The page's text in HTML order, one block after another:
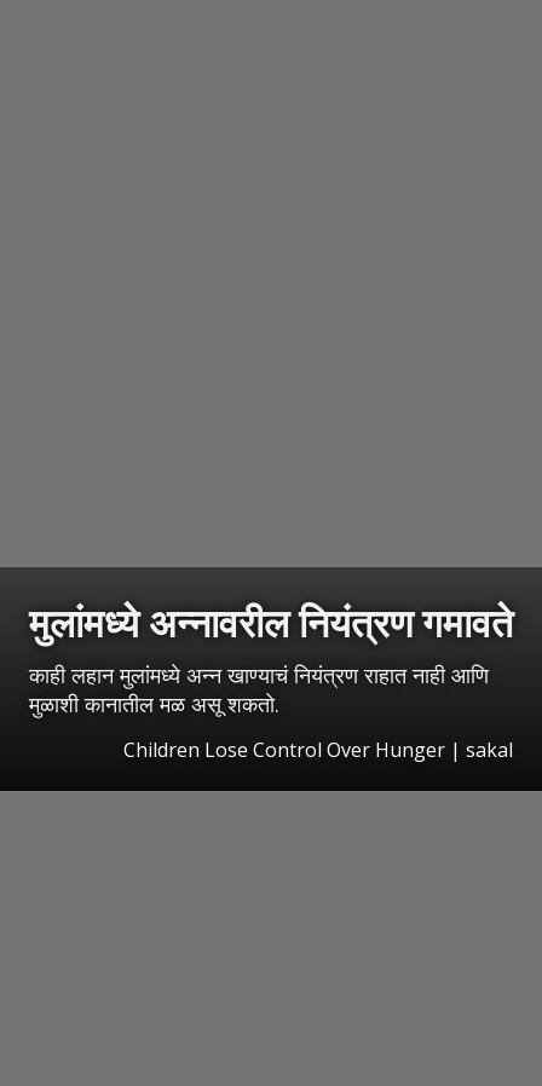
मुलांमध्ये अन्नावरील नियंत्रण गमावते
काही लहान मुलांमध्ये अन्न खाण्याचं नियंत्रण राहात नाही आणि
मुळाशी कानातील मळ असू शकतो.
Children Lose Control Over Hunger | sakal